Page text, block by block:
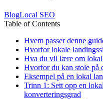
BlogLocal SEO
Table of Contents
Hvem passer denne
Hvorfor lokale
Hva du vil lære om
Hvorfor du kan stole på
Eksempel på en lokal
Trinn 1: Sett opp en
konverteringsgrad